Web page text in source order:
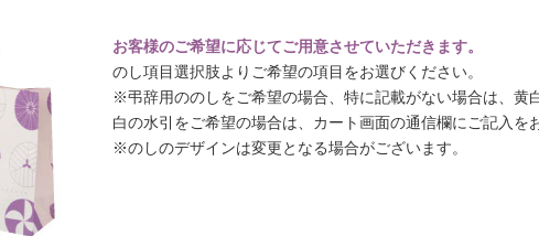
お客様のご希望に応じてご用意させていただきます。
のし項目選択肢よりご希望の項目をお選びください。
※弔辞用ののしをご希望の場合、特に記載がない場合は、黄
白の水引をご希望の場合は、カート画面の通信欄にご記入を
※のしのデザインは変更となる場合がございます。